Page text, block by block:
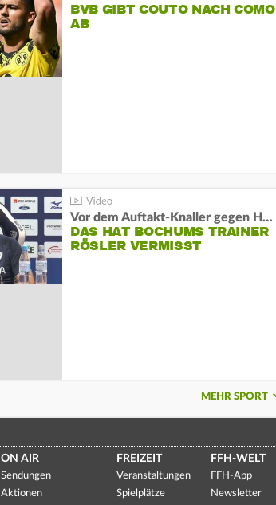
BVB GIBT COUTO NACH COMO
AB
Vor dem Auftakt-Knaller gegen Hertha:
DAS HAT BOCHUMS TRAINER
RÖSLER VERMISST
MEHR SPORT
ON AIR
Sendungen
Aktionen
FREIZEIT
Veranstaltungen
Spielplätze
FFH-WELT
FFH-App
Newsletter